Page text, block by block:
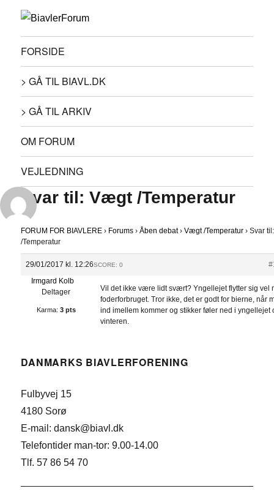
FORSIDE
> GÅ TIL BIAVL.DK
> GÅ TIL ARKIV
OM FORUM
VEJLEDNING
Svar til: Vægt /Temperatur
FORUM FOR BIAVLERE › Forums › Åben debat › Vægt /Temperatur › Svar
/Temperatur
29/01/2017 kl. 12:26SCORE: 0
Irmgard Kolb
Deltager
Karma: 3 pts
Vil det ikke være lidt svært? Yngellejet flytter sig vel
foderforbruget. Tror ikke, det er godt for bierne, når
ind imellem kommer og stikker føler ned i yngellejet
vinteren.
DANMARKS BIAVLERFORENING
Fulbyvej 15
4180 Sorø
E-mail: dansk@biavl.dk
Telefontider man-tor: 9.00-14.00
Tlf. 57 86 54 70